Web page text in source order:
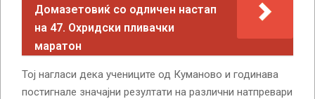
Домазетовиќ со одличен настап
на 47. Охридски пливачки
маратон
Тој нагласи дека учениците од Куманово и годинава
постигнале значајни резултати на различни натпревари